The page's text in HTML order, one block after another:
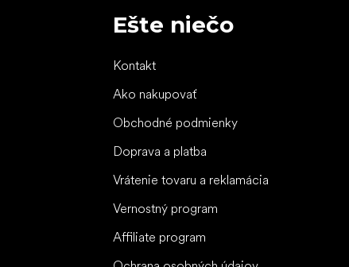
Ešte niečo
Kontakt
Ako nakupovať
Obchodné podmienky
Doprava a platba
Vrátenie tovaru a reklamácia
Vernostný program
Affiliate program